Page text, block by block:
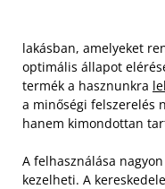
lakásban, amelyeket
optimális állapot
termék a hasznunkra
a minőségi felszerelés
hanem kimondottan
A felhasználása
kezelheti. A